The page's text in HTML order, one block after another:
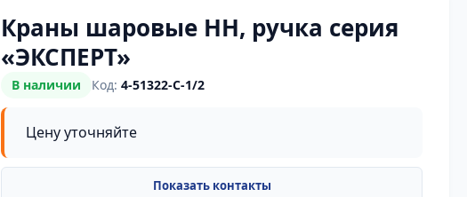
Краны шаровые НН, ручка серия
«ЭКСПЕРТ»
В наличии Код:4-51322-C-1/2
Цену уточняйте